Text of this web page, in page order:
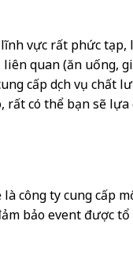
vực rất phức tạp,
quan (ăn uống,
cấp dịch vụ chất
có thể bạn sẽ
công ty cung cấp
bảo event được